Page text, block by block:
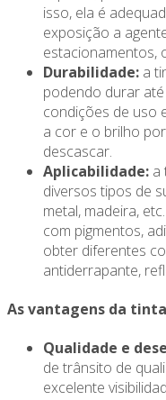
isso, ela é
exposição a
estacionamentos,
Durabilidade: a
podendo durar
condições de uso
a cor e o brilho
descascar.
Aplicabilidade: a
diversos tipos de
metal, madeira,
com pigmentos,
obter diferentes
antiderrapante,
As vantagens da
Qualidade e
de trânsito de
excelente